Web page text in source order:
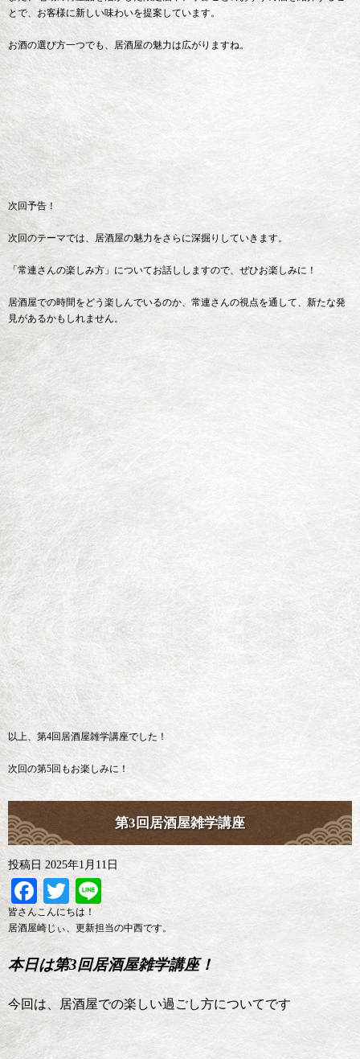
とで、お客様に新しい味わいを提案しています。
お酒の選び方一つでも、居酒屋の魅力は広がりますね。
次回予告！
次回のテーマでは、居酒屋の魅力をさらに深掘りしていきます。
「常連さんの楽しみ方」についてお話ししますので、ぜひお楽しみに！
居酒屋での時間をどう楽しんでいるのか、常連さんの視点を通して、新たな発
見があるかもしれません。
以上、第4回居酒屋雑学講座でした！
次回の第5回もお楽しみに！
第3回居酒屋雑学講座
投稿日 2025年1月11日
Facebook
Twitter
Line
皆さんこんにちは！
居酒屋崎じぃ、更新担当の中西です。
本日は第3回居酒屋雑学講座！
今回は、居酒屋での楽しい過ごし方についてです